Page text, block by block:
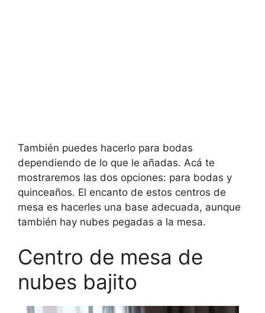
También puedes hacerlo para bodas
dependiendo de lo que le añadas. Acá te
mostraremos las dos opciones: para bodas y
quinceaños. El encanto de estos centros de
mesa es hacerles una base adecuada, aunque
también hay nubes pegadas a la mesa.
Centro de mesa de
nubes bajito